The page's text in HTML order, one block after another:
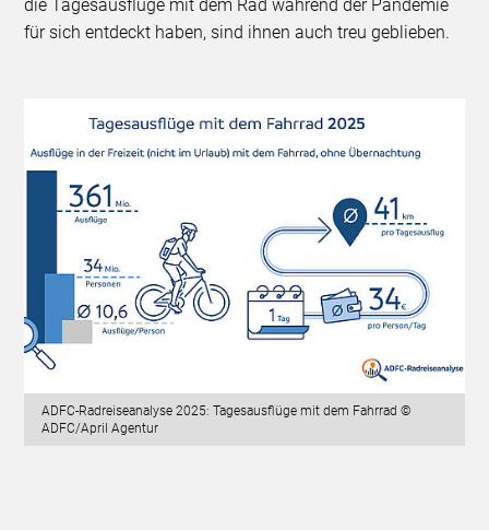
die Tagesausflüge mit dem Rad während der Pandemie
für sich entdeckt haben, sind ihnen auch treu geblieben.
ADFC-Radreiseanalyse 2025: Tagesausflüge mit dem Fahrrad ©
ADFC/April Agentur